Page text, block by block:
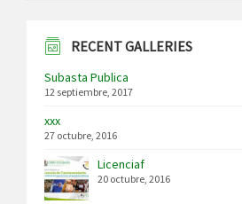
RECENT GALLERIES
Subasta Publica
12 septiembre, 2017
xxx
27 octubre, 2016
Licenciaf
20 octubre, 2016